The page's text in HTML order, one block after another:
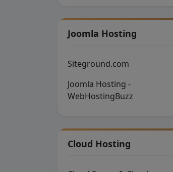
Joomla Hosting
Siteground.com
Joomla Hosting -
WebHostingBuzz
Cloud Hosting